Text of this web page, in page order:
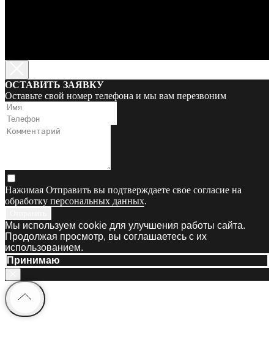
ОСТАВИТЬ ЗАЯВКУ
Оставьте свой номер телефона и мы вам перезвоним
Нажимая Отправить вы подтверждаете свое согласие на
обработку персональных данных.
Мы используем cookie для улучшения работы сайта.
Продолжая просмотр, вы соглашаетесь с их
использованием.
Принимаю